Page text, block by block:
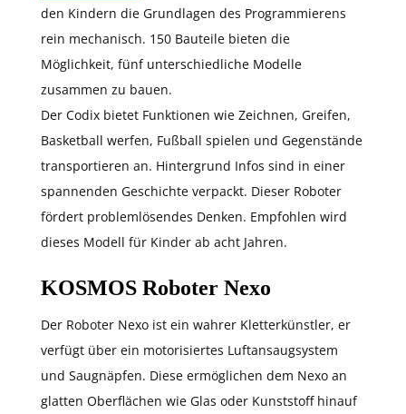
den Kindern die Grundlagen des Programmierens
rein mechanisch. 150 Bauteile bieten die
Möglichkeit, fünf unterschiedliche Modelle
zusammen zu bauen.
Der Codix bietet Funktionen wie Zeichnen, Greifen,
Basketball werfen, Fußball spielen und Gegenstände
transportieren an. Hintergrund Infos sind in einer
spannenden Geschichte verpackt. Dieser Roboter
fördert problemlösendes Denken. Empfohlen wird
dieses Modell für Kinder ab acht Jahren.
KOSMOS Roboter Nexo
Der Roboter Nexo ist ein wahrer Kletterkünstler, er
verfügt über ein motorisiertes Luftansaugsystem
und Saugnäpfen. Diese ermöglichen dem Nexo an
glatten Oberflächen wie Glas oder Kunststoff hinauf